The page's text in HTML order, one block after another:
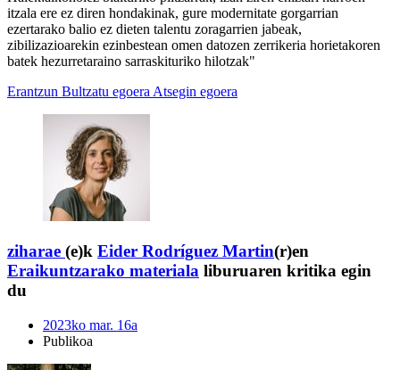
itzala ere ez diren hondakinak, gure modernitate gorgarrian
ezertarako balio ez dieten talentu zoragarrien jabeak,
zibilizazioarekin ezinbestean omen datozen zerrikeria horietakoren
batek hezurretaraino sarraskituriko hilotzak"
Erantzun Bultzatu egoera Atsegin egoera
ziharae (e)k Eider Rodríguez Martin(r)en
Eraikuntzarako materiala liburuaren kritika egin
du
2023ko mar. 16a
Publikoa